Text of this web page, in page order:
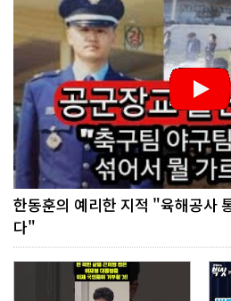
한동훈의 예리한 지적 "육해공사
다"